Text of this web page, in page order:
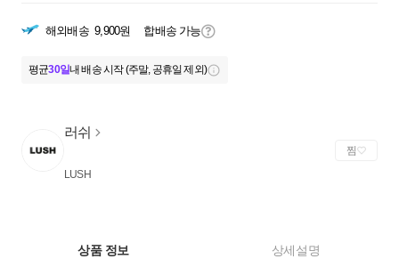
해외배송 9,900원 합배송 가능
평균30일내 배송 시작 (주말, 공휴일 제외)
러쉬
LUSH
찜
상품 정보 상세설명